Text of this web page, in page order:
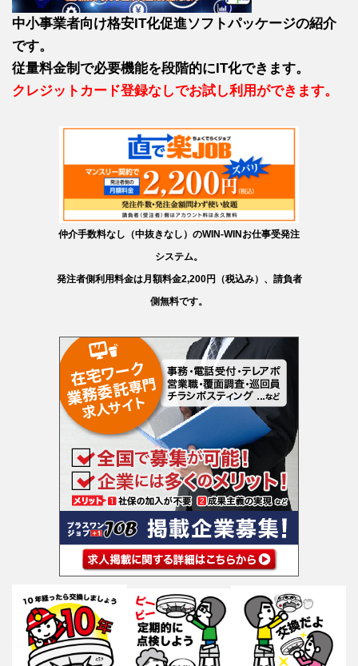
中小事業者向け格安IT化促進ソフトパッケージの紹介
です。
従量料金制で必要機能を段階的にIT化できます。
クレジットカード登録なしでお試し利用ができます。
仲介手数料なし（中抜きなし）のWIN-WINお仕事受発注
システム。
発注者側利用料金は月額料金2,200円（税込み）、請負者
側無料です。